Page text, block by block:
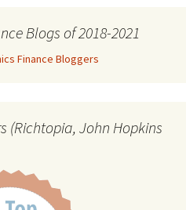
Blogs of 2018-2021
(Richtopia, John Hopkins